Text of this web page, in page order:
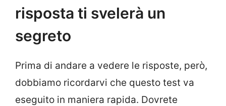
risposta ti svelerà un
segreto
Prima di andare a vedere le risposte, però,
dobbiamo ricordarvi che questo test va
eseguito in maniera rapida. Dovrete